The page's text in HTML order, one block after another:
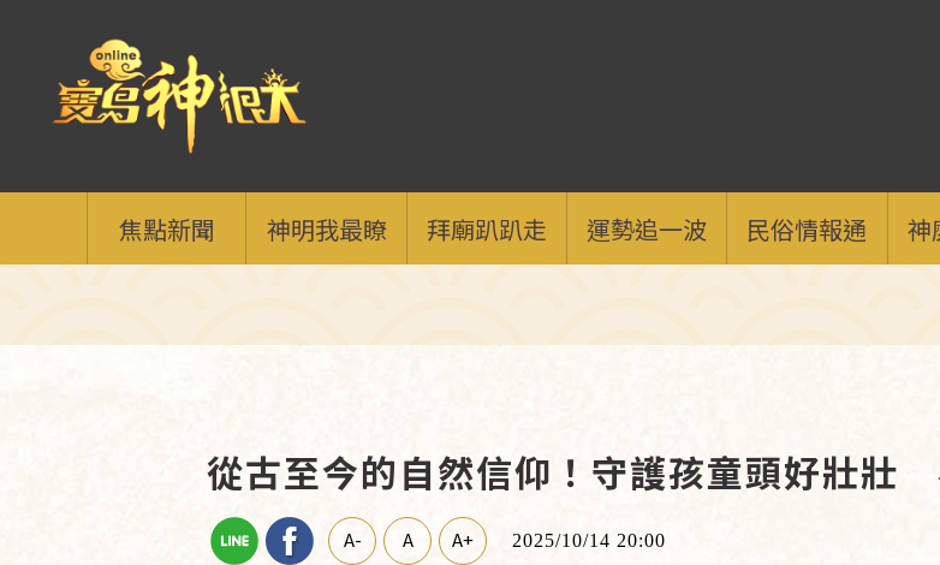
焦點新聞 神明我最瞭 拜廟趴趴走 運勢追一波 民俗情報通 神
從古至今的自然信仰！守護孩童頭好壯壯
A- A A+ 2025/10/14 20:00